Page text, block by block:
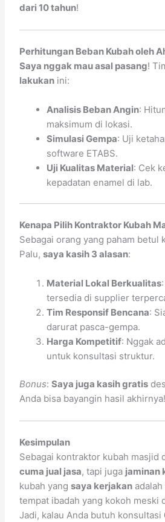
dari 10 tahun!
Perhitungan Beban Kubah oleh
Saya nggak mau asal pasang!
lakukan ini:
Analisis Beban Angin:
maksimum di lokasi.
Simulasi Gempa: Uji
software ETABS.
Uji Kualitas Material: Cek
kepadatan enamel di lab.
Kenapa Pilih Kontraktor Kubah
Sebagai orang yang paham betul
Palu,saya kasih 3 alasan:
Material Lokal Berkualitas
tersedia di supplier
Tim Responsif Bencana:
darurat pasca-gempa.
Harga Kompetitif: Nggak
untuk konsultasi struktur.
Bonus:Saya juga kasih gratis
Anda bisa bayangin hasil akhirnya!
Kesimpulan
Sebagai kontraktor kubah masjid
cuma jual jasa, tapi juga jaminan
kubah yangsaya kerjakan
tempat ibadah yang kokoh meski
Jadi, kalau Anda butuh konsultasi